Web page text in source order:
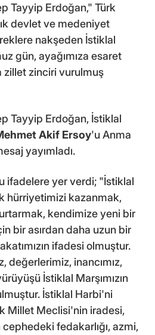
Tayyip Erdoğan," Türk
devlet ve medeniyet
nakşeden İstiklal
gün, ayağımıza esaret
zillet zinciri vurulmuş
Tayyip Erdoğan, İstiklal
Akif Ersoy'u Anma
yayımladı.
ifadelere yer verdi; "İstiklal
hürriyetimizi kazanmak,
kendimize yeni bir
bir asırdan daha uzun bir
ifadesi olmuştur.
değerlerimiz, inancımız,
İstiklal Marşımızın
İstiklal Harbi'ni
Millet Meclisi'nin iradesi,
cephedeki fedakarlığı, azmi,